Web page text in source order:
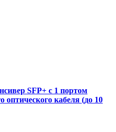
SFP+ с 1 портом
оптического кабеля (до 10